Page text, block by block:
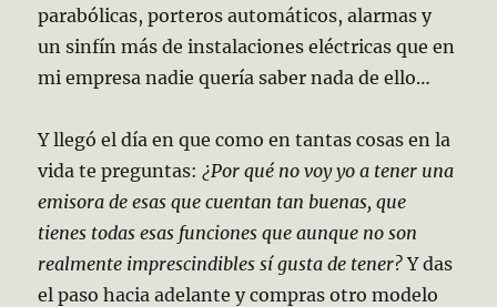
parabólicas, porteros automáticos, alarmas y
un sinfín más de instalaciones eléctricas que en
mi empresa nadie quería saber nada de ello…
Y llegó el día en que como en tantas cosas en la
vida te preguntas:¿Por qué no voy yo a tener una
emisora de esas que cuentan tan buenas, que
tienes todas esas funciones que aunque no son
realmente imprescindibles sí gusta de tener?Y das
el paso hacia adelante y compras otro modelo